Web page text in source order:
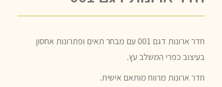
חדר ארונות דגם 001 עם מבחר תאים ופתרונות אחסון
בעיצוב כפרי המשלב עץ.
חדר ארונות מרווח מותאם אישית.